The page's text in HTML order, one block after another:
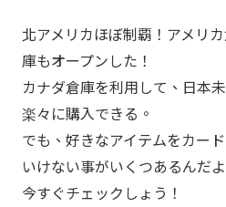
北アメリカほぼ制覇！アメリ
庫もオープンした！
カナダ倉庫を利用して、日本
楽々に購入できる。
でも、好きなアイテムをカー
いけない事がいくつあるんだ
今すぐチェックしょう！